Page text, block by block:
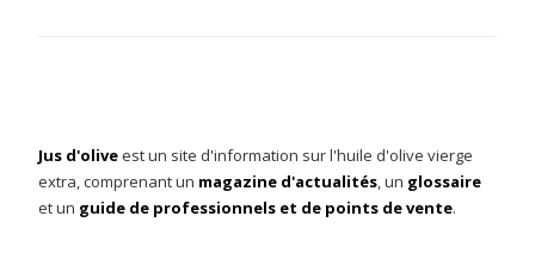
Jus d'oliveest un site d'information sur l'huile d'olive vierge
extra, comprenant un magazine d'actualités, un glossaire
et un guide de professionnels et de points de vente.